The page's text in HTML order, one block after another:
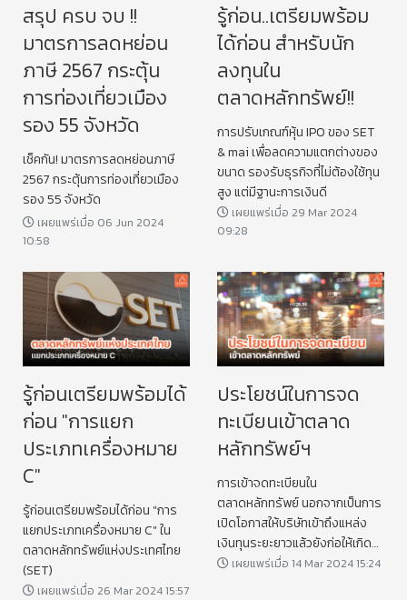
สรุป ครบ จบ !!
มาตรการลดหย่อน
ภาษี 2567 กระตุ้น
การท่องเที่ยวเมือง
รอง 55 จังหวัด
เช็คกัน! มาตรการลดหย่อนภาษี
2567 กระตุ้นการท่องเที่ยวเมือง
รอง 55 จังหวัด
เผยแพร่เมื่อ 06 Jun 2024
10:58
รู้ก่อน..เตรียมพร้อม
ได้ก่อน สำหรับนัก
ลงทุนใน
ตลาดหลักทรัพย์!!
การปรับเกณฑ์หุ้น IPO ของ SET
& mai เพื่อลดความแตกต่างของ
ขนาด รองรับธุรกิจที่ไม่ต้องใช้ทุน
สูง แต่มีฐานะการเงินดี
เผยแพร่เมื่อ 29 Mar 2024
09:28
รู้ก่อนเตรียมพร้อมได้
ก่อน "การแยก
ประเภทเครื่องหมาย
C"
รู้ก่อนเตรียมพร้อมได้ก่อน "การ
แยกประเภทเครื่องหมาย C" ใน
ตลาดหลักทรัพย์แห่งประเทศไทย
(SET)
เผยแพร่เมื่อ 26 Mar 2024 15:57
ประโยชน์ในการจด
ทะเบียนเข้าตลาด
หลักทรัพย์ฯ
การเข้าจดทะเบียนใน
ตลาดหลักทรัพย์ นอกจากเป็นการ
เปิดโอกาสให้บริษัทเข้าถึงแหล่ง
เงินทุนระยะยาวแล้วยังก่อให้เกิด
ประโยชน์อื่นๆ อีกด้วย
เผยแพร่เมื่อ 14 Mar 2024 15:24